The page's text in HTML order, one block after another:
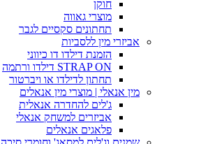
חוקן
מוצרי גאווה
תחתונים סקסיים לגבר
אביזרי מין ללסביות
הזמנת דילדו דו כיווני
STRAP ON דילדו ורתמה
תחתון לדילדו או ויברטור
מין אנאלי | מוצרי מין אנאלים
ג'לים להחדרה אנאלית
אביזרים למשחק אנאלי
פלאגים אנאלים